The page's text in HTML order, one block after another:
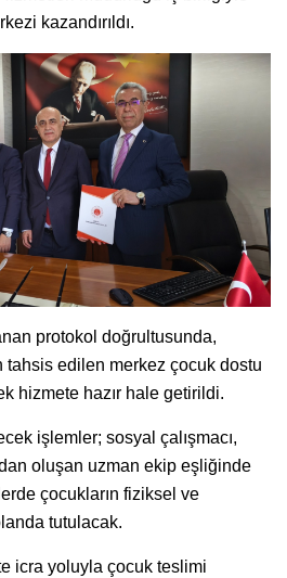
kazandırıldı.
protokol doğrultusunda,
tahsis edilen merkez çocuk dostu
hizmete hazır hale getirildi.
işlemler; sosyal çalışmacı,
oluşan uzman ekip eşliğinde
çocukların fiziksel ve
tutulacak.
icra yoluyla çocuk teslimi